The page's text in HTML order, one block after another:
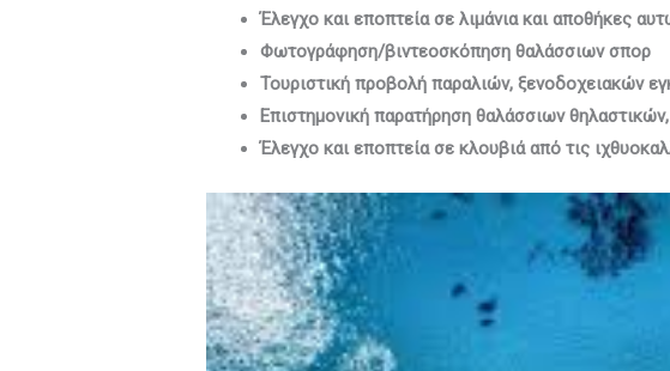
Έλεγχο και εποπτεία σε λιμάνια και αποθήκες
Φωτογράφηση/βιντεοσκόπηση θαλάσσιων σπορ
Τουριστική προβολή παραλιών, ξενοδοχειακών
Επιστημονική παρατήρηση θαλάσσιων
Έλεγχο και εποπτεία σε κλουβιά από τις